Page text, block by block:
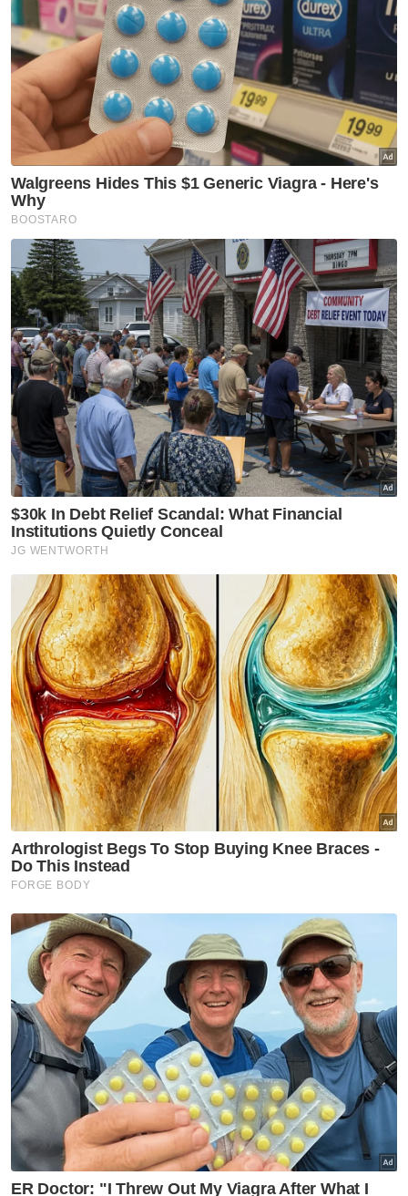
Berkenaan logo yang akan digunakan pada
PRN, beliau berkata, ia masih belum
diputuskan dan tertakluk dengan rundingan
bersama Pas.
Muat turun aplikasi Sinar Harian.Klik di sini!
Jawab soalan kaji selidik dan dapatkan
baucar tunai.
×
Apakah bangsa anda?
Melayu Cina
India Etnik Sabah & Sarawak
Lain lain
Masuk | Daftar VPoints:0
PRN Negeri Sembilan
Berjasa
Pas
Artikel Disyorkan
Exco Negeri Sembilan:
Spekulasi terjawab, tiada wakil
Maslan
Politik
'Alasan cuti Nurul Izzah
diterima, dia masih aktif dalam
parti' - Anwar
Politik
'Jangan tolak kajian UIAM
hanya kerana tidak selari
agenda politik' - Bibi Sunita
Politik
PRU16: Kedudukan PH dijangka
mengukuh, jajaran BN-PN pula
berliku - Penganalisis